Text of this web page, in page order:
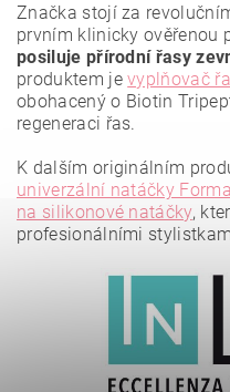
Vložením hodnocení
osobních údajů.
Značka stojí za
prvním klinicky ověřenou
posiluje přírodní řasy
produktem jevyplňovač
obohacený o Biotin
regeneraci řas.
K dalším originálním
univerzální natáčky
na silikonové natáčky,
profesionálními